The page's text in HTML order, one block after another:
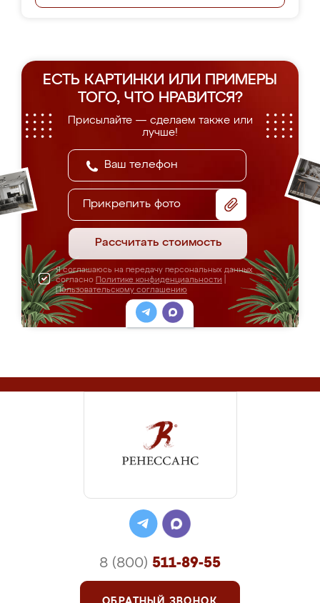
ЕСТЬ КАРТИНКИ ИЛИ ПРИМЕРЫ
ТОГО, ЧТО НРАВИТСЯ?
Присылайте — сделаем также или
лучше!
Прикрепить фото
Рассчитать стоимость
Я соглашаюсь на передачу персональных данных
согласно Политике конфиденциальности
Пользовательскому соглашению
8 (800) 511-89-55